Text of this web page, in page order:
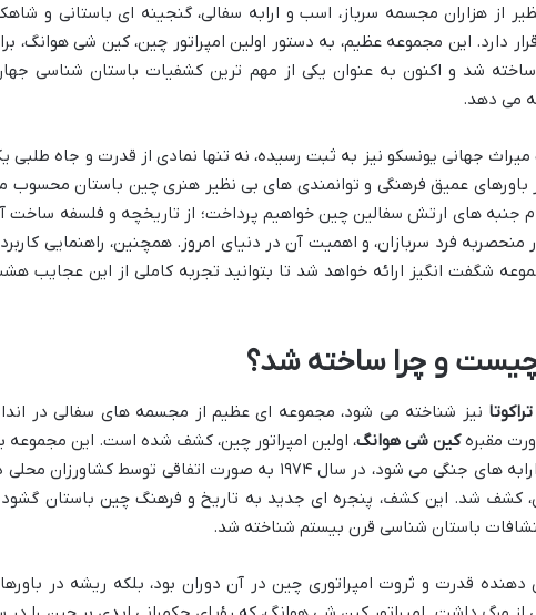
از هزاران مجسمه سرباز، اسب و ارابه سفالی، گنجینه ای باستانی و
دارد. این مجموعه عظیم، به دستور اولین امپراتور چین، کین شی هوانگ،
شد و اکنون به عنوان یکی از مهم ترین کشفیات باستان شناسی
می دهد.
میراث جهانی یونسکو نیز به ثبت رسیده، نه تنها نمادی از قدرت و جاه طلبی
باورهای عمیق فرهنگی و توانمندی های بی نظیر هنری چین باستان محسوب
جنبه های ارتش سفالین چین خواهیم پرداخت؛ از تاریخچه و فلسفه ساخت
فرد سربازان، و اهمیت آن در دنیای امروز. همچنین، راهنمایی
شگفت انگیز ارائه خواهد شد تا بتوانید تجربه کاملی از این عجایب
نیز شناخته می شود، مجموعه ای عظیم از مجسمه های سفالی در
مقبرهکین شی هوانگ، اولین امپراتور چین، کشف شده است. این مجموعه
بدیل، که شامل هزاران سرباز، اسب، و ارابه های جنگی می شود، در سال ۱۹۷۴ به صورت اتفاقی توسط کشاورزان
کشف شد. این کشف، پنجره ای جدید به تاریخ و فرهنگ چین باستان
باستان شناسی قرن بیستم شناخته شد.
قدرت و ثروت امپراتوری چین در آن دوران بود، بلکه ریشه در